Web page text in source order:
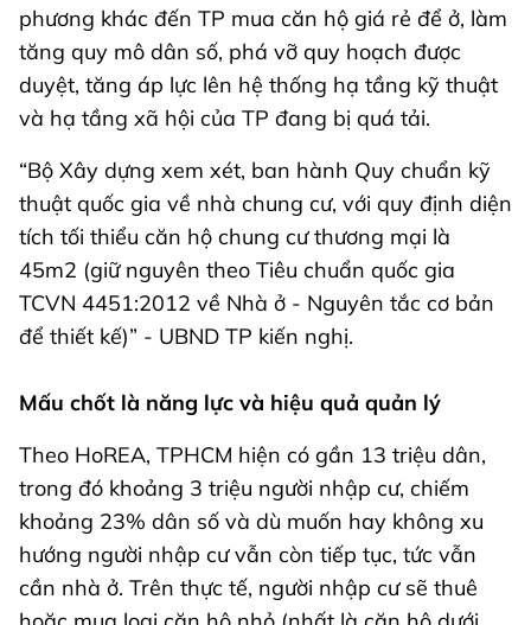
phương khác đến TP mua căn hộ giá rẻ để ở, làm
tăng quy mô dân số, phá vỡ quy hoạch được
duyệt, tăng áp lực lên hệ thống hạ tầng kỹ thuật
và hạ tầng xã hội của TP đang bị quá tải.
“Bộ Xây dựng xem xét, ban hành Quy chuẩn kỹ
thuật quốc gia về nhà chung cư, với quy định diện
tích tối thiểu căn hộ chung cư thương mại là
45m2 (giữ nguyên theo Tiêu chuẩn quốc gia
TCVN 4451:2012 về Nhà ở - Nguyên tắc cơ bản
để thiết kế)” - UBND TP kiến nghị.
Mấu chốt là năng lực và hiệu quả quản lý
Theo HoREA, TPHCM hiện có gần 13 triệu dân,
trong đó khoảng 3 triệu người nhập cư, chiếm
khoảng 23% dân số và dù muốn hay không xu
hướng người nhập cư vẫn còn tiếp tục, tức vẫn
cần nhà ở. Trên thực tế, người nhập cư sẽ thuê